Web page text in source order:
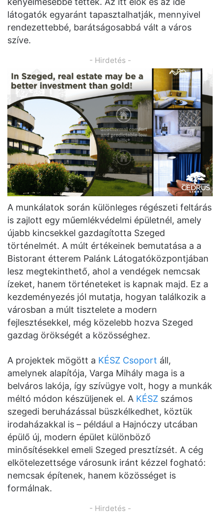
látogatók egyaránt tapasztalhatják, mennyivel
rendezettebbé, barátságosabbá vált a város
szíve.
- Hirdetés -
A munkálatok során különleges régészeti feltárás
is zajlott egy műemlékvédelmi épületnél, amely
újabb kincsekkel gazdagította Szeged
történelmét. A múlt értékeinek bemutatása a a
Bistorant étterem Palánk Látogatóközpontjában
lesz megtekinthető, ahol a vendégek nemcsak
ízeket, hanem történeteket is kapnak majd. Ez a
kezdeményezés jól mutatja, hogyan találkozik a
városban a múlt tisztelete a modern
fejlesztésekkel, még közelebb hozva Szeged
gazdag örökségét a közösséghez.
A projektek mögött a KÉSZ Csoport áll,
amelynek alapítója, Varga Mihály maga is a
belváros lakója, így szívügye volt, hogy a munkák
méltó módon készüljenek el. A KÉSZ számos
szegedi beruházással büszkélkedhet, köztük
irodaházakkal is – például a Hajnóczy utcában
épülő új, modern épület különböző
minősítésekkel emeli Szeged presztízsét. A cég
elkötelezettsége városunk iránt kézzel fogható:
nemcsak építenek, hanem közösséget is
formálnak.
- Hirdetés -